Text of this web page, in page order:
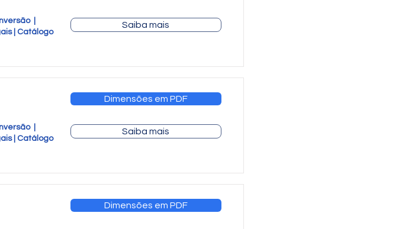
Catálogo
Saiba mais
Catálogo
Dimensões em PDF
Saiba mais
Dimensões em PDF